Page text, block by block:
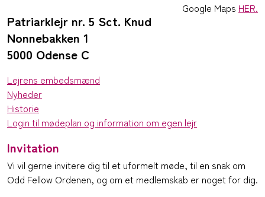
Google Maps HER.
Patriarklejr nr. 5 Sct. Knud
Nonnebakken 1
5000 Odense C
Lejrens embedsmænd
Nyheder
Historie
Login til mødeplan og information om egen lejr
Invitation
Vi vil gerne invitere dig til et uformelt møde, til en snak om
Odd Fellow Ordenen, og om et medlemskab er noget for dig.